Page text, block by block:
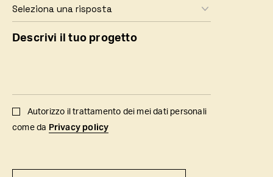
Descrivi il tuo progetto
Autorizzo il trattamento dei mei dati personali
come da Privacy policy